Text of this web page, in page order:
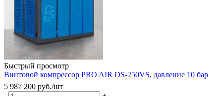
Быстрый просмотр
Винтовой компрессор PRO AIR DS-250VS, давление 10 бар
5 987 200 руб./шт